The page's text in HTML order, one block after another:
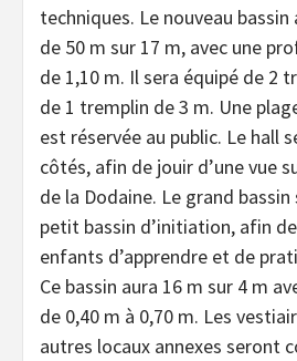
techniques. Le nouveau
de 50 m sur 17 m, avec une
de 1,10 m. Il sera équipé de 2
de 1 tremplin de 3 m. Une
est réservée au public. Le hall
côtés, afin de jouir d’une vue
de la Dodaine. Le grand bassin
petit bassin d’initiation, afin
enfants d’apprendre et de
Ce bassin aura 16 m sur 4 m
de 0,40 m à 0,70 m. Les
autres locaux annexes seront